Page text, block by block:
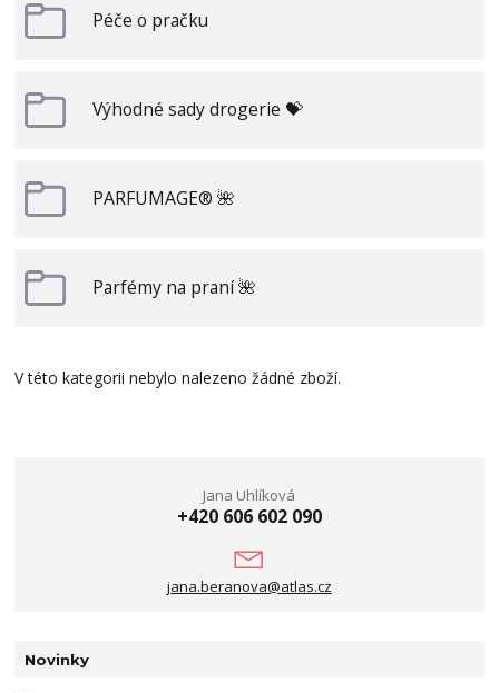
Péče o pračku
Výhodné sady drogerie 💝
PARFUMAGE® 🌺
Parfémy na praní 🌺
V této kategorii nebylo nalezeno žádné zboží.
Jana Uhlíková
+420 606 602 090
jana.beranova@atlas.cz
Novinky